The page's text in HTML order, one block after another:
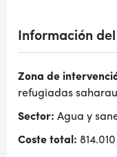
Información
Zona de
refugiadas
Sector: Agua y
Coste total: